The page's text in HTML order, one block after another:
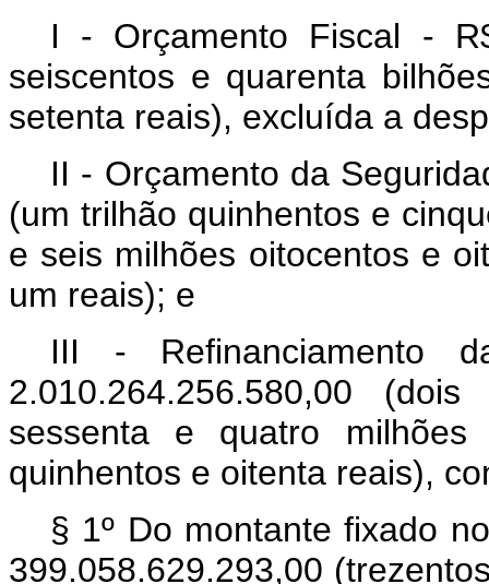
I - Orçamento Fiscal -
seiscentos e quarenta
setenta reais), excluída a
II - Orçamento da
(um trilhão quinhentos e
e seis milhões oitocentos e
um reais); e
III - Refinanciamento
2.010.264.256.580,00
sessenta e quatro
quinhentos e oitenta reais),
§ 1º Do montante fixado
399.058.629.293,00